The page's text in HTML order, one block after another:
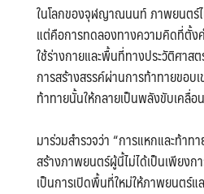
ในโลกของจุฬญาณนนท์ ภาพยนตร์ไ
แต่คือการทดลองทางความคิดที่ตั้
ใช้ร่างกายและพื้นที่ทางประวัติศาส
การสร้างสรรค์ผ่านการท้าทายขอบ
ท้าทายนั้นให้กลายเป็นพลังขับเคลื่
มาร่วมสำรวจว่า “การแหกและท้า
สร้างภาพยนตร์ผู้นี้ไม่ได้เป็นเพียงก
เป็นการเปิดพื้นที่ใหม่ให้ภาพยนตร์แ